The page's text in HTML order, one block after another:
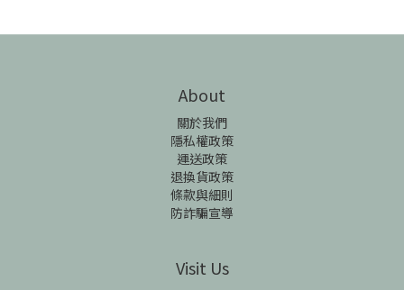
About
關於我們
隱私權政策
運送政策
退換貨政策
條款與細則
防詐騙宣導
Visit Us